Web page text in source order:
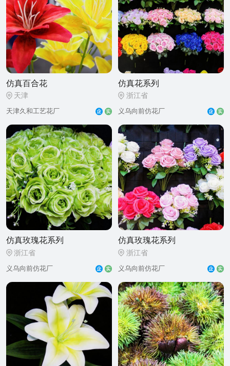
仿真百合花
天津
天津久和工艺花厂
仿真花系列
浙江省
义乌向前仿花厂
仿真玫瑰花系列
浙江省
义乌向前仿花厂
仿真玫瑰花系列
浙江省
义乌向前仿花厂